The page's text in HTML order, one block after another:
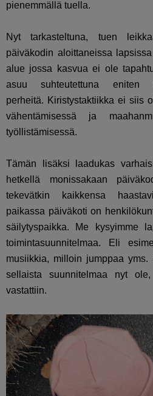
pienemmällä tuella.
Nyt tarkasteltuna, tuen
päiväkodin aloittaneissa
alue jossa kasvua ei ole
asuu suhteutettuna eniten
perheitä. Kiristystaktiikka ei siis
vähentämisessä ja
työllistämisessä.
Tämän lisäksi laadukas
hetkellä monissakaan
tekevätkin kaikkensa
paikassa päiväkoti on
säilytyspaikka. Me kysyimme
toimintasuunnitelmaa. Eli
musiikkia, milloin jumppaa yms.
sellaista suunnitelmaa nyt
vastattiin.